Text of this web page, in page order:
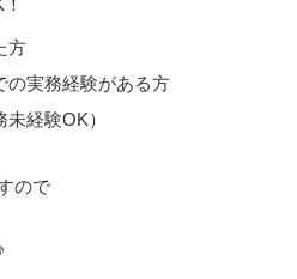
方
の実務経験がある方
経験OK）
ので